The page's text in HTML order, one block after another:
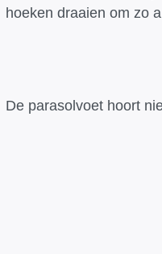
hoeken draaien om zo
De parasolvoet hoort